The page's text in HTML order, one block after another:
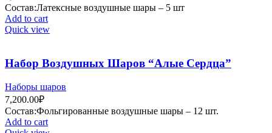
Состав:Латексные воздушные шары – 5 шт
Add to cart
Quick view
Набор Воздушных Шаров “Алые Сердца”
Наборы шаров
7,200.00₽
Состав:Фольгированные воздушные шары – 12 шт.
Add to cart